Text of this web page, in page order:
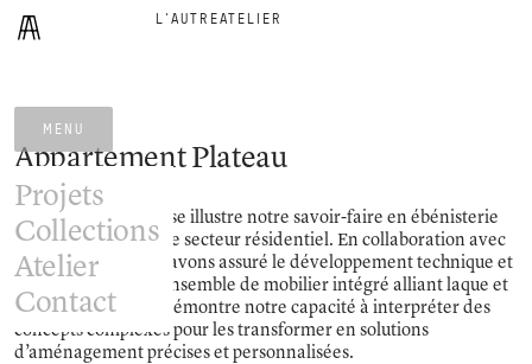
L'AUTREATELIER
MENU
Projets
Collections
Atelier
Contact
Appartement Plateau
Le projet La Duchesse illustre notre savoir-faire en ébénisterie
architecturale pour le secteur résidentiel. En collaboration avec
Indee Design, nous avons assuré le développement technique et
la fabrication d’un ensemble de mobilier intégré alliant laque et
merisier. Ce projet démontre notre capacité à interpréter des
concepts complexes pour les transformer en solutions
d’aménagement précises et personnalisées.